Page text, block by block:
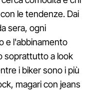
le tendenze. Dai
sera, ogni
e l'abbinamento
soprattutto a look
i biker sono i più
magari con jeans